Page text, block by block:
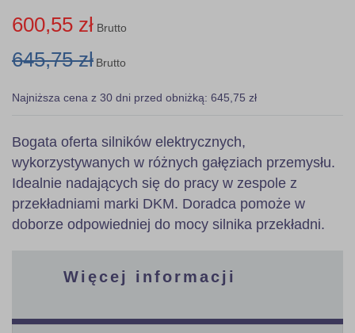
600,55 zł Brutto
645,75 zł Brutto
Najniższa cena z 30 dni przed obniżką: 645,75 zł
Bogata oferta silników elektrycznych,
wykorzystywanych w różnych gałęziach przemysłu.
Idealnie nadających się do pracy w zespole z
przekładniami marki DKM. Doradca pomoże w
doborze odpowiedniej do mocy silnika przekładni.
Więcej informacji